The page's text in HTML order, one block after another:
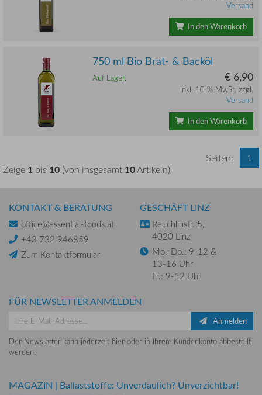
Versand
In den Warenkorb
750 ml Bio Brat- & Backöl
Auf Lager. € 6,90
inkl. 10 % MwSt. zzgl.
Versand
In den Warenkorb
Zeige 1 bis 10 (von insgesamt 10Artikeln)
Seiten: 1
KONTAKT & BERATUNG
office@essential-foods.at
+43 732 946859
Zum Kontaktformular
GESCHÄFT LINZ
Reuchlinstr. 5,
4020 Linz
Mo.-Do.: 9-12 &
13-16 Uhr
Fr.: 9-12 Uhr
FÜR NEWSLETTER ANMELDEN
Anmelden
Der Newsletter kann jederzeit hier oder in Ihrem Kundenkonto abbestellt
werden.
MAGAZIN | Ballaststoffe: Unverdaulich? Unverzichtbar!